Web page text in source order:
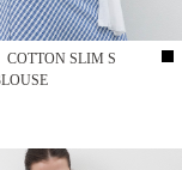
COTTON SLIM S